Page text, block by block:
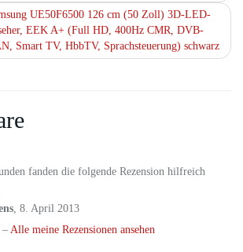
UE50F6500 126 cm (50 Zoll) 3D-LED-
EEK A+ (Full HD, 400Hz CMR, DVB-
Smart TV, HbbTV, Sprachsteuerung) schwarz
fanden die folgende Rezension hilfreich
, 8. April 2013
– Alle meine Rezensionen ansehen